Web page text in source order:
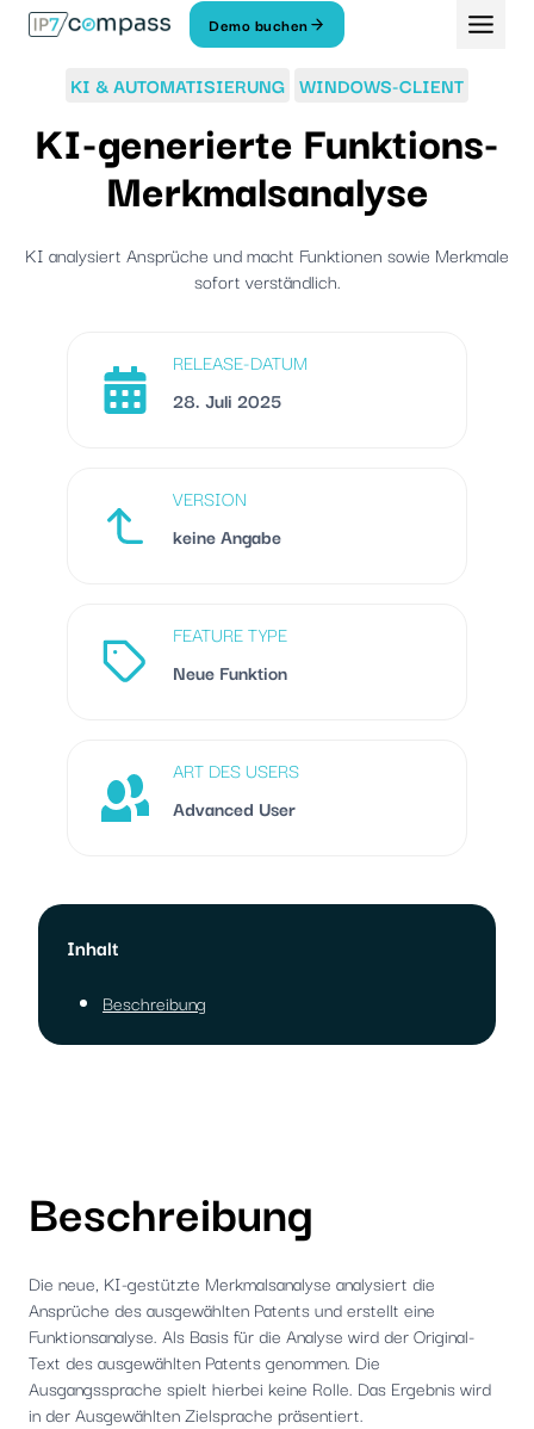
Zum
Inhalt
Demo buchen
KI & AUTOMATISIERUNG WINDOWS-CLIENT
KI-generierte Funktions-
Merkmalsanalyse
KI analysiert Ansprüche und macht Funktionen sowie Merkmale
sofort verständlich.
RELEASE-DATUM
28. Juli 2025
VERSION
keine Angabe
FEATURE TYPE
Neue Funktion
ART DES USERS
Advanced User
Inhalt
Beschreibung
Beschreibung
Die neue, KI-gestützte Merkmalsanalyse analysiert die
Ansprüche des ausgewählten Patents und erstellt eine
Funktionsanalyse. Als Basis für die Analyse wird der Original-
Text des ausgewählten Patents genommen. Die
Ausgangssprache spielt hierbei keine Rolle. Das Ergebnis wird
in der Ausgewählten Zielsprache präsentiert.